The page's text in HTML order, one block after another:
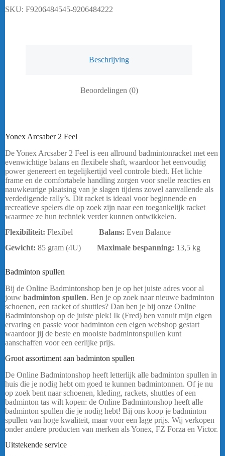
SKU: F9206484545-9206484222
Beschrijving
Beoordelingen (0)
Yonex Arcsaber 2 Feel
De Yonex Arcsaber 2 Feel is een allround badmintonracket met een
evenwichtige balans en flexibele shaft, waardoor het eenvoudig
power genereert en tegelijkertijd veel controle biedt. Het lichte
frame en de comfortabele handling zorgen voor snelle reacties en
nauwkeurige plaatsing van je slagen tijdens zowel aanvallende als
verdedigende rally’s. Dit racket is ideaal voor beginnende en
recreatieve spelers die op zoek zijn naar een toegankelijk racket
waarmee ze hun techniek verder kunnen ontwikkelen.
Flexibiliteit: Flexibel Balans: Even Balance
Gewicht: 85 gram (4U) Maximale bespanning: 13,5 kg
Badminton spullen
Bij de Online Badmintonshop ben je op het juiste adres voor al
jouw badminton spullen. Ben je op zoek naar nieuwe badminton
schoenen, een racket of shuttles? Dan ben je bij onze Online
Badmintonshop op de juiste plek! Ik (Fred) ben vanuit mijn eigen
ervaring en passie voor badminton een eigen webshop gestart
waardoor jij de beste en mooiste badmintonspullen kunt
aanschaffen voor een eerlijke prijs.
Groot assortiment aan badminton spullen
De Online Badmintonshop heeft letterlijk alle badminton spullen in
huis die je nodig hebt om goed te kunnen badmintonnen. Of je nu
op zoek bent naar schoenen, kleding, rackets, shuttles of een
badminton tas wilt kopen: de Online Badmintonshop heeft alle
badminton spullen die je nodig hebt! Bij ons koop je badminton
spullen van hoge kwaliteit, maar voor een lage prijs. Wij verkopen
onder andere producten van merken als Yonex, FZ Forza en Victor.
Uitstekende service